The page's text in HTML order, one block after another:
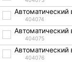
404074
404075
404076